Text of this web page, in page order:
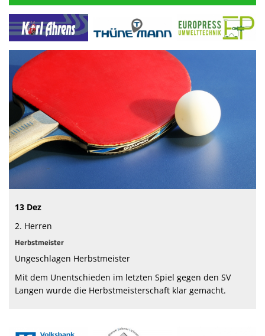
13 Dez
2. Herren
Herbstmeister
Ungeschlagen Herbstmeister
Mit dem Unentschieden im letzten Spiel gegen den SV
Langen wurde die Herbstmeisterschaft klar gemacht.